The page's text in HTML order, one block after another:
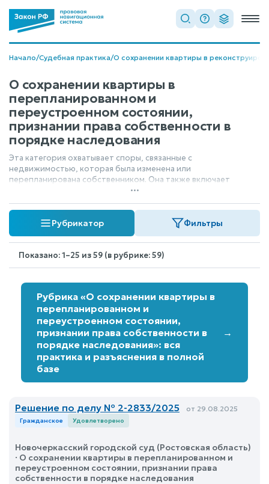
Начало/Судебная практика/О сохранении квартиры в
О сохранении квартиры в
перепланированном и
переустроенном состоянии,
признании права собственности в
порядке наследования
Эта категория охватывает споры, связанные с
недвижимостью, которая была изменена или
перепланирована собственником. Она также включает
вопросы, когда право собственности на такую квартиру или
имущество устанавливается в порядке наследования.
Судебные акты здесь рассматривают как законность
изменений в жилом помещении, так и процедуру передачи
права собственности наследникам.
...
Рубрикатор Фильтры
Показано: 1–25 из 59 (в рубрике: 59)
Рубрика «О сохранении квартиры в
перепланированном и
переустроенном состоянии,
признании права собственности в
порядке наследования»: вся
практика и разъяснения в полной
базе
→
Решение по делу № 2-2833/2025 от 29.08.2025
Гражданское Удовлетворено
Новочеркасский городской суд (Ростовская область)
· О сохранении квартиры в перепланированном и
переустроенном состоянии, признании права
собственности в порядке наследования